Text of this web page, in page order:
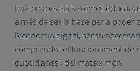
estratègic que permet la presa
resolució de problemes
món altament global i digitalitzat.
Steve Jobs“Tothom hauria
programar un ordinador, perquè